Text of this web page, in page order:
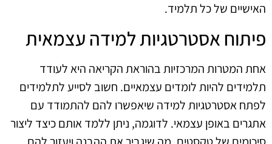
האישיים של כל תלמיד.
פיתוח אסטרטגיות למידה עצמאית
אחת המטרות המרכזיות בהוראת הקריאה היא לעודד
תלמידים להיות לומדים עצמאיים. חשוב לסייע לתלמידים
לפתח אסטרטגיות למידה שיאפשרו להם להתמודד עם
אתגרים באופן עצמאי. לדוגמה, ניתן ללמד אותם כיצד ליצור